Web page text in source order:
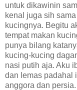
untuk dikawinin
kenal juga sih
kucingnya. Begitu
tempat makan
punya bilang
kucing-kucing
nasi putih aja. Aku
dan lemas padahal
anggora dan persia.